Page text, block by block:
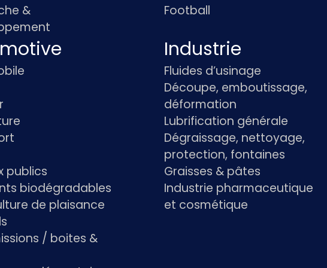
&
Football
publics
biodégradables
de plaisance
/ boites &
Industrie
Fluides d’usinage
Découpe, emboutissage,
déformation
Lubrification générale
Dégraissage, nettoyage,
protection, fontaines
Graisses & pâtes
Industrie pharmaceutique
et cosmétique